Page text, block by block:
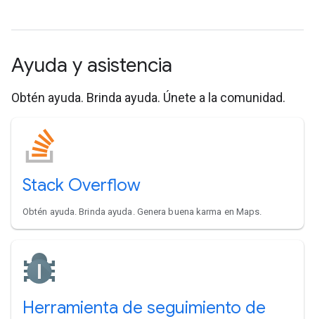
Ayuda y asistencia
Obtén ayuda. Brinda ayuda. Únete a la comunidad.
Stack Overflow
Obtén ayuda. Brinda ayuda. Genera buena karma en Maps.
Herramienta de seguimiento de